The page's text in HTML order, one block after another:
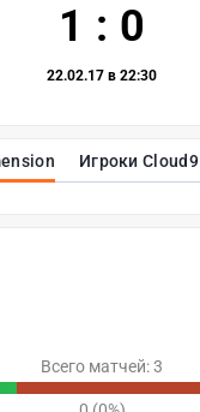
Игроки Cloud9
1 : 0
22.02.17 в 22:30
Всего матчей: 3